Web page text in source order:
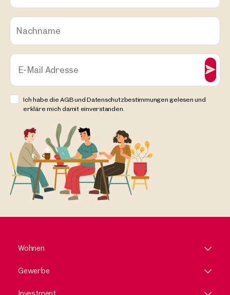
Nachname
E-Mail Adresse
Ich habe die AGB und Datenschutzbestimmungen gelesen und
erkläre mich damit einverstanden.
Wohnen
Gewerbe